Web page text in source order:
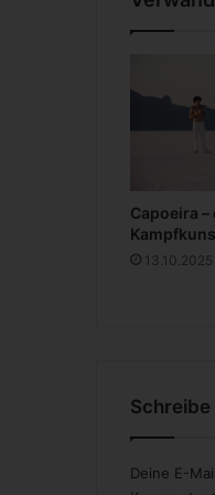
S
u
e
n
a
R
r
Capoeira –
13.10.2025
Schreibe
Deine E-